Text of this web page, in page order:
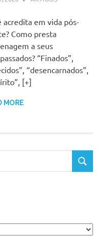
acredita em vida pós-
Como presta
a seus
“Finados”,
“desencarnados”,
[+]
MORE
SEARCH